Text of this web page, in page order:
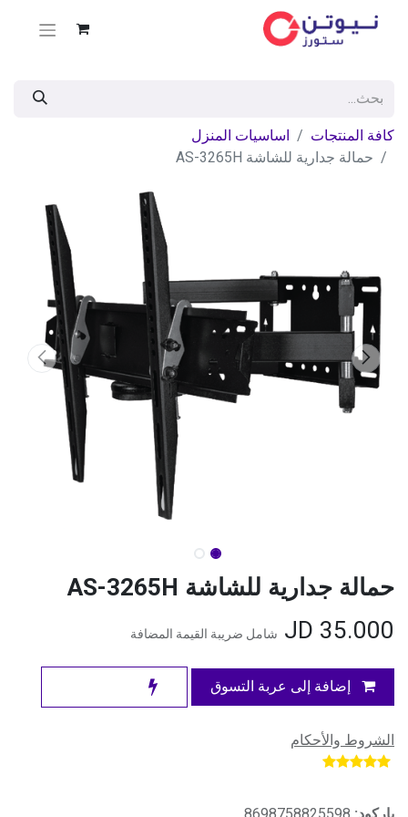
كافة المنتجات
اساسيات المنزل
حمالة جدارية للشاشة AS-3265H
حمالة جدارية للشاشة AS-3265H
35.000
شامل ضريبة القيمة المضافة
إضافة إلى عربة التسوق
الشروط والأحكام